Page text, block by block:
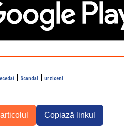
| Scandal | urziceni
Copiază linkul